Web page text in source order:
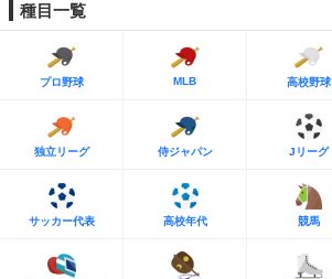
種目一覧
プロ野球 MLB 高校野球
独立リーグ 侍ジャパン Jリーグ
サッカー代表 高校年代 競馬